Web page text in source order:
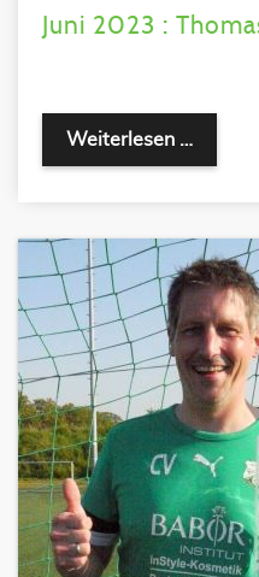
Juni 2023 :
Weiterlesen …